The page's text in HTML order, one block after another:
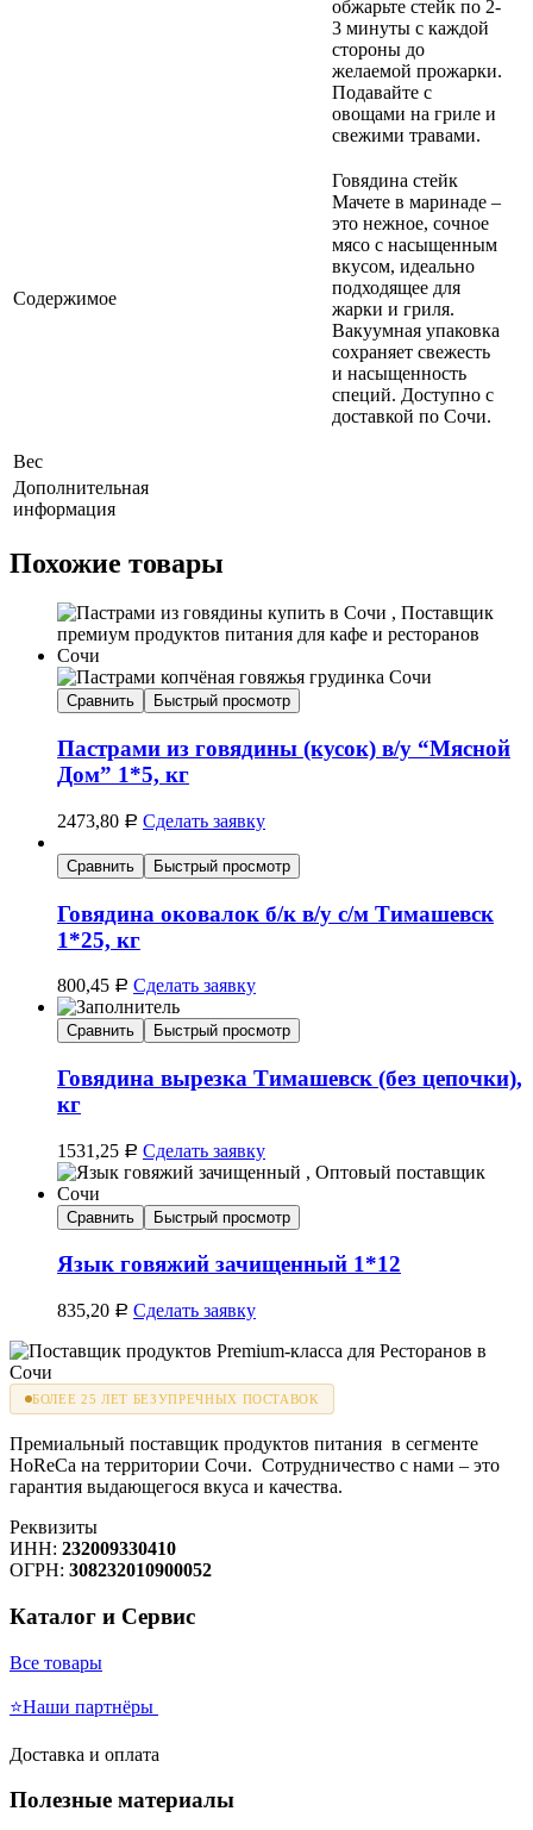
обжарьте стейк по 2-
3 минуты с каждой
стороны до
желаемой прожарки.
Подавайте с
овощами на гриле и
свежими травами.
Содержимое
Говядина стейк
Мачете в маринаде –
это нежное, сочное
мясо с насыщенным
вкусом, идеально
подходящее для
жарки и гриля.
Вакуумная упаковка
сохраняет свежесть
и насыщенность
специй. Доступно с
доставкой по Сочи.
Вес
Дополнительная
информация
Похожие товары
Сравнить Быстрый просмотр
Пастрами из говядины (кусок) в/у “Мясной
Дом” 1*5, кг
2473,80 Р Сделать заявку
Сравнить Быстрый просмотр
Говядина оковалок б/к в/у с/м Тимашевск
1*25, кг
800,45 Р Сделать заявку
Сравнить Быстрый просмотр
Говядина вырезка Тимашевск (без цепочки),
кг
1531,25 Р Сделать заявку
Сравнить Быстрый просмотр
Язык говяжий зачищенный 1*12
835,20 Р Сделать заявку
БОЛЕЕ 25 ЛЕТ БЕЗУПРЕЧНЫХ ПОСТАВОК
Премиальный поставщик продуктов питания в сегменте
HoReCa на территории Сочи. Сотрудничество с нами – это
гарантия выдающегося вкуса и качества.
Реквизиты
ИНН: 232009330410
ОГРН: 308232010900052
Каталог и Сервис
Все товары
⭐Наши партнёры
Доставка и оплата
Полезные материалы